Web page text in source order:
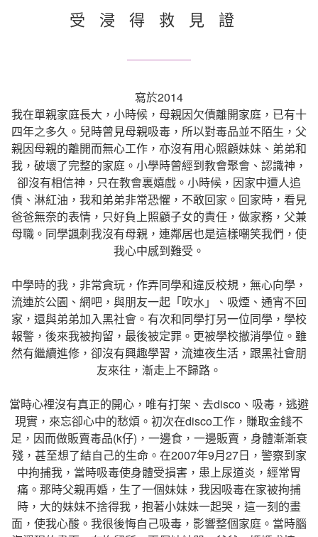
受浸得救見證
寫於2014
我在單親家庭長大，小時候，母親因欠債離開家庭，已有十
四年之多久。兒時曾見母親吸毒，所以對毒品並不陌生，父
親因母親的離開而無心工作，亦沒有用心照顧妹妹、弟弟和
我，破壞了完整的家庭。小學時曾經到教會聚會、認識神，
卻沒有相信神，只在教會裏嬉戲。小時候，因家中遭人追
債、淋紅油，我和弟弟非常恐懼，不敢回家。回家時，看見
爸爸無奈的表情，只好負上照顧子女的責任，做家務，父兼
母職。同學諷刺我沒有母親，連鄰居也是這樣嘲笑我們，使
我心中感到難受。
中學時的我，非常貪玩，作弄同學和違反校規，無心向學，
流連於公園、網吧，與朋友一起「吹水」、吸煙、通宵不回
家，還與弟弟加入黑社會。有次和同學打另一位同學，學校
報警，後來我被拘留，最後被定罪。更被學校撤消學位。雖
然有繼續進修，卻沒有興趣學習，流連夜生活，跟黑社會朋
友來往，漸走上不歸路。
當時心裡沒有真正的開心，唯有打架、去disco、吸毒，逃避
現實，來忘卻心中的愁煩。初次在disco工作，賺取金錢不
足，因而做販賣毒品(k仔)，一邊食，一邊販賣，身體漸漸衰
殘，甚至想了結自己的生命。在2007年9月27日，警察到家
中拘捕我，當時吸毒使身體受損害，患上尿道炎，經常胃
痛。那時父親再婚，生了一個妹妹，我因吸毒在家被拘捕
時，大的妹妹不捨得我，抱著小妹妹一起哭，這一刻的畫
面，使我心酸。我很後悔自己吸毒，影響整個家庭。當時腦